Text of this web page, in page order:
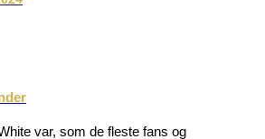
var, som de fleste fans og